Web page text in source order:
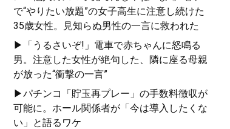
で“やりたい放題”の女子高生に注意し続けた
35歳女性。見知らぬ男性の一言に救われた
▶「うるさいぞ!」電車で赤ちゃんに怒鳴る
男。注意した女性が絶句した、隣に座る母親
が放った“衝撃の一言”
▶パチンコ「貯玉再プレー」の手数料徴収が
可能に。ホール関係者が「今は導入したくな
い」と語るワケ